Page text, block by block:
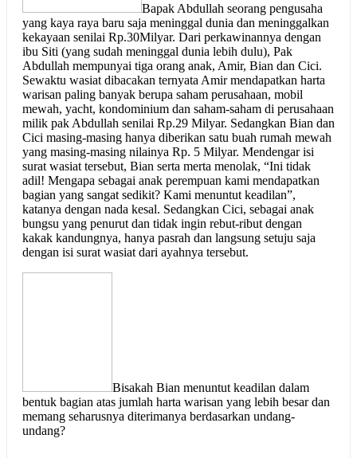
Bapak Abdullah seorang pengusaha
yang kaya raya baru saja meninggal dunia dan meninggalkan
kekayaan senilai Rp.30Milyar. Dari perkawinannya dengan
ibu Siti (yang sudah meninggal dunia lebih dulu), Pak
Abdullah mempunyai tiga orang anak, Amir, Bian dan Cici.
Sewaktu wasiat dibacakan ternyata Amir mendapatkan harta
warisan paling banyak berupa saham perusahaan, mobil
mewah, yacht, kondominium dan saham-saham di perusahaan
milik pak Abdullah senilai Rp.29 Milyar. Sedangkan Bian dan
Cici masing-masing hanya diberikan satu buah rumah mewah
yang masing-masing nilainya Rp. 5 Milyar. Mendengar isi
surat wasiat tersebut, Bian serta merta menolak, “Ini tidak
adil! Mengapa sebagai anak perempuan kami mendapatkan
bagian yang sangat sedikit? Kami menuntut keadilan”,
katanya dengan nada kesal. Sedangkan Cici, sebagai anak
bungsu yang penurut dan tidak ingin rebut-ribut dengan
kakak kandungnya, hanya pasrah dan langsung setuju saja
dengan isi surat wasiat dari ayahnya tersebut.
Bisakah Bian menuntut keadilan dalam
bentuk bagian atas jumlah harta warisan yang lebih besar dan
memang seharusnya diterimanya berdasarkan undang-
undang?